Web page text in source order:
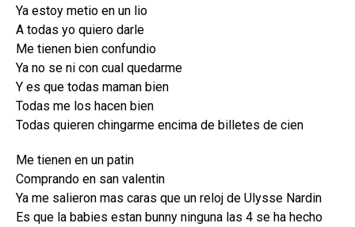
Ya estoy metio en un lio
A todas yo quiero darle
Me tienen bien confundio
Ya no se ni con cual quedarme
Y es que todas maman bien
Todas me los hacen bien
Todas quieren chingarme encima de billetes de cien
Me tienen en un patin
Comprando en san valentin
Ya me salieron mas caras que un reloj de Ulysse Nardin
Es que la babies estan bunny ninguna las 4 se ha hecho